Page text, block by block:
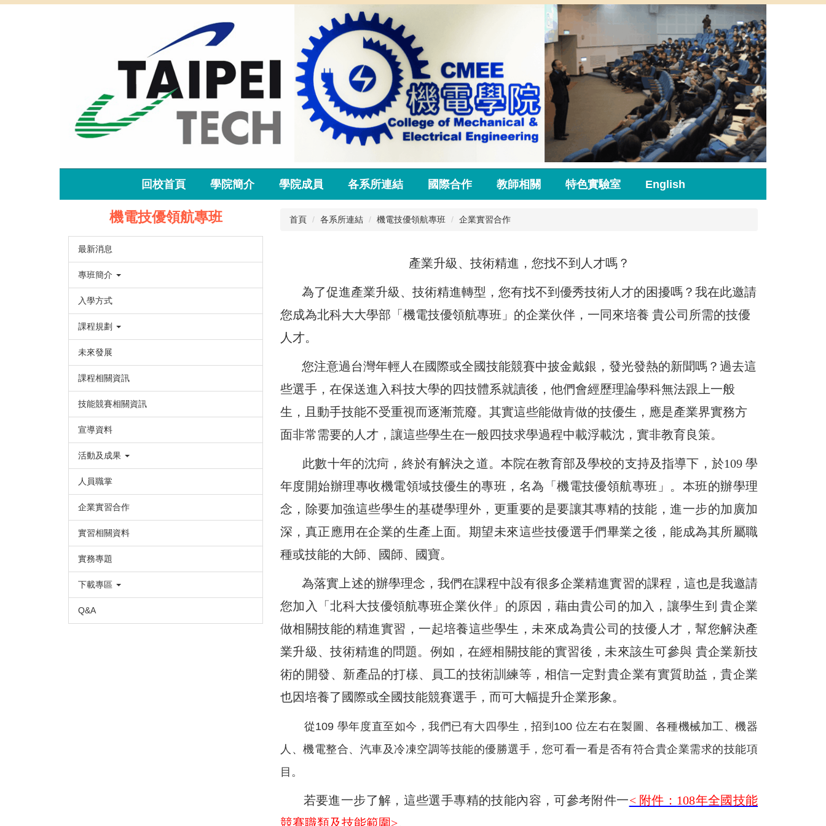
回校首頁 學院簡介 學院成員 各系所連結 國際合作 教師相關 特色實驗室 English
機電技優領航專班
最新消息
專班簡介
入學方式
課程規劃
未來發展
課程相關資訊
技能競賽相關資訊
宣導資料
活動及成果
人員職掌
企業實習合作
實習相關資料
實務專題
下載專區
Q&A
首頁 各系所連結 機電技優領航專班 企業實習合作
產業升級、技術精進，您找不到人才嗎？
為了促進產業升級、技術精進轉型，您有找不到優秀技術人才的困擾嗎？我在此邀請
您成為北科大大學部「機電技優領航專班」的企業伙伴，一同來培養 貴公司所需的技優
人才。
您注意過台灣年輕人在國際或全國技能競賽中披金戴銀，發光發熱的新聞嗎？過去這
些選手，在保送進入科技大學的四技體系就讀後，他們會經歷理論學科無法跟上一般
生，且動手技能不受重視而逐漸荒廢。其實這些能做肯做的技優生，應是產業界實務方
面非常需要的人才，讓這些學生在一般四技求學過程中載浮載沈，實非教育良策。
此數十年的沈疴，終於有解決之道。本院在教育部及學校的支持及指導下，於109學
年度開始辦理專收機電領域技優生的專班，名為「機電技優領航專班」。本班的辦學理
念，除要加強這些學生的基礎學理外，更重要的是要讓其專精的技能，進一步的加廣加
深，真正應用在企業的生產上面。期望未來這些技優選手們畢業之後，能成為其所屬職
種或技能的大師、國師、國寶。
為落實上述的辦學理念，我們在課程中設有很多企業精進實習的課程，這也是我邀請
您加入「北科大技優領航專班企業伙伴」的原因，藉由貴公司的加入，讓學生到 貴企業
做相關技能的精進實習，一起培養這些學生，未來成為貴公司的技優人才，幫您解決產
業升級、技術精進的問題。例如，在經相關技能的實習後，未來該生可參與 貴企業新技
術的開發、新產品的打樣、員工的技術訓練等，相信一定對貴企業有實質助益，貴企業
也因培養了國際或全國技能競賽選手，而可大幅提升企業形象。
從109 學年度直至如今，我們已有大四學生，招到100 位左右在製圖、各種機械加工、機器
人、機電整合、汽車及冷凍空調等技能的優勝選手，您可看一看是否有符合貴企業需求的技能項
目。
若要進一步了解，這些選手專精的技能內容，可參考附件一< 附件： 108年全國技能
競賽職類及技能範圍>